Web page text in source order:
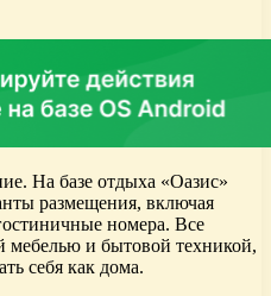
На базе отдыха «Оазис»
размещения, включая
номера. Все
мебелью и бытовой техникой,
себя как дома.